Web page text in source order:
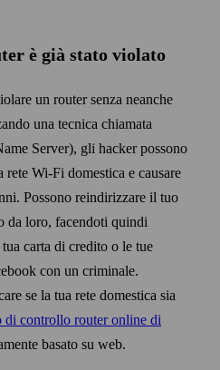
è già stato violato
un router senza neanche
una tecnica chiamata
Server), gli hacker possono
Wi‑Fi domestica e causare
Possono reindirizzare il tuo
da loro, facendoti quindi
carta di credito o le tue
con un criminale.
se la tua rete domestica sia
di controllo router online di
basato su web.